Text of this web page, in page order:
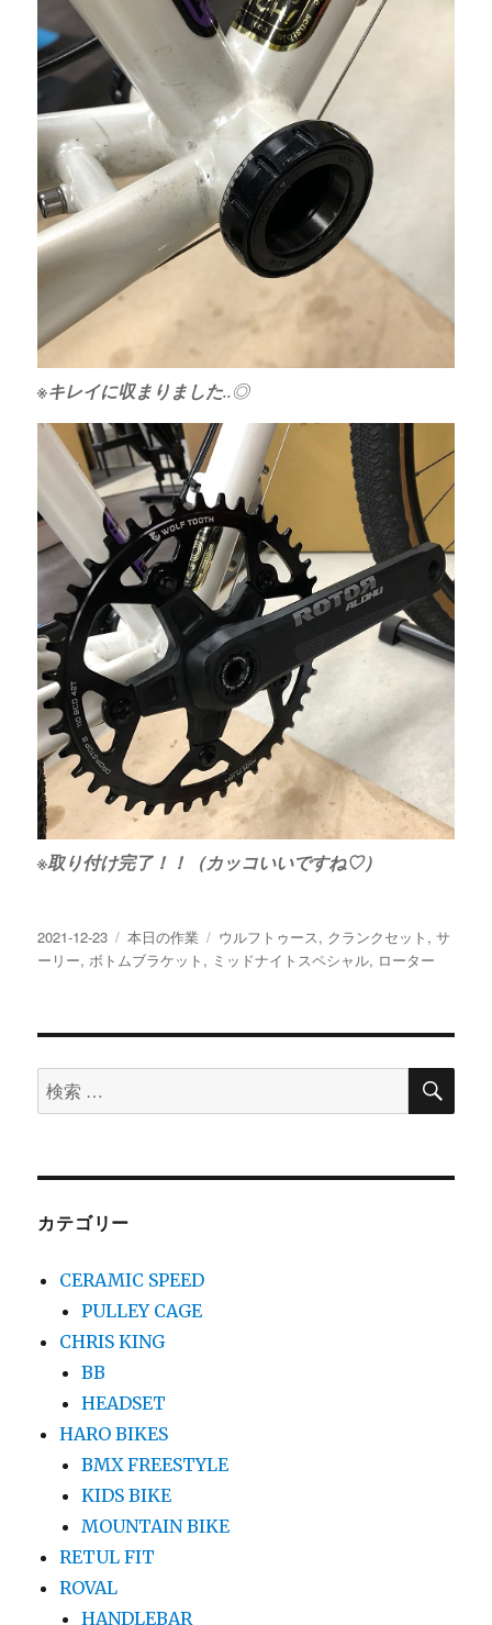
※キレイに収まりました..◎
※取り付け完了！！（カッコいいですね♡）
投
稿
2021-12-23
カ
テ
本日の作業
タ
グ
ウルフトゥース, クランクセット ,サ
ーリー, ボトムブラケット , ミッドナイトスペシャル, ローター
検
索
象:
検
カテゴリー
CERAMIC SPEED
PULLEY CAGE
CHRIS KING
BB
HEADSET
HARO BIKES
BMX FREESTYLE
KIDS BIKE
MOUNTAIN BIKE
RETUL FIT
ROVAL
HANDLEBAR